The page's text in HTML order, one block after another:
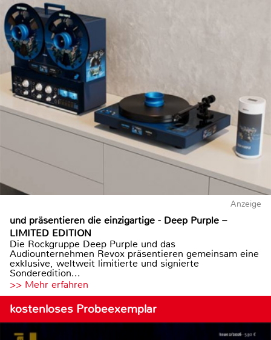
Anzeige
und präsentieren die einzigartige - Deep Purple –
LIMITED EDITION
Die Rockgruppe Deep Purple und das
Audiounternehmen Revox präsentieren gemeinsam eine
exklusive, weltweit limitierte und signierte
Sonderedition...
>> Mehr erfahren
kostenloses Probeexemplar